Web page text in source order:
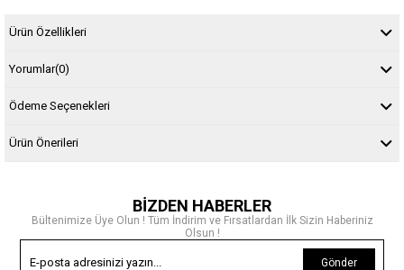
Ürün Özellikleri
Yorumlar(0)
Ödeme Seçenekleri
Ürün Önerileri
BİZDEN HABERLER
Bültenimize Üye Olun ! Tüm İndirim ve Fırsatlardan İlk Sizin Haberiniz
Olsun !
Gönder